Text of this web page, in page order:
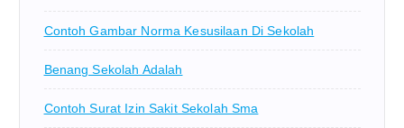
Contoh Gambar Norma Kesusilaan Di Sekolah
Benang Sekolah Adalah
Contoh Surat Izin Sakit Sekolah Sma